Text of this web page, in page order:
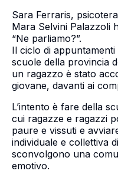
Sara Ferraris,
Mara Selvini Palazzoli
“Ne parliamo?”.
Il ciclo di
scuole della provincia
un ragazzo è stato
giovane, davanti ai
L’intento è fare della
cui ragazze e ragazzi
paure e vissuti e
individuale e collettiva
sconvolgono una
emotivo.